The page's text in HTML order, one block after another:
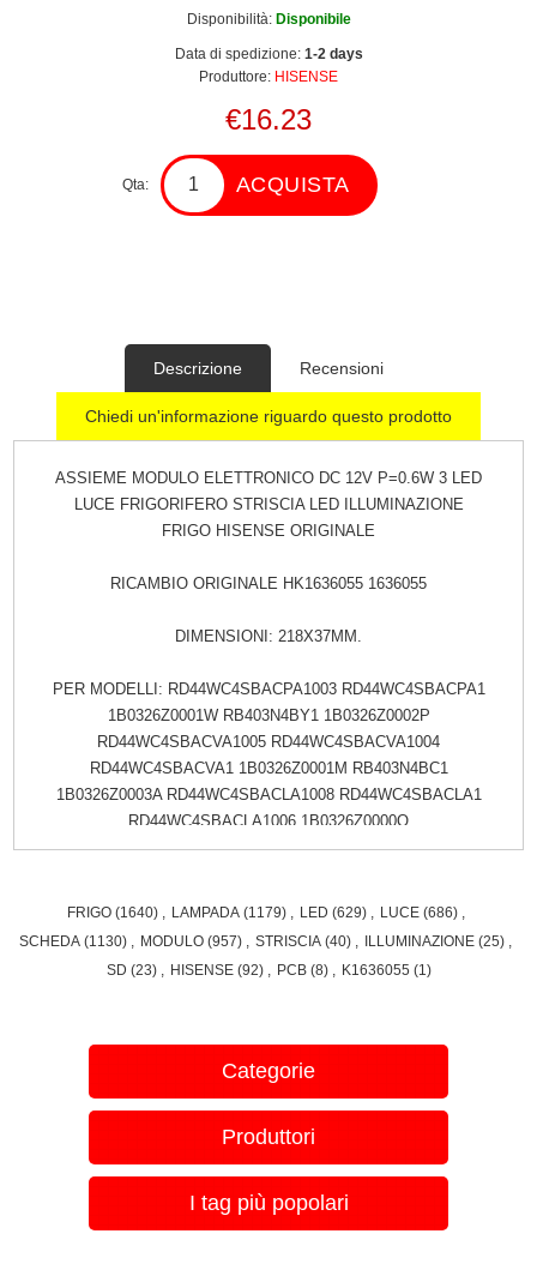
Disponibilità: Disponibile
Data di spedizione: 1-2 days
Produttore: HISENSE
€16.23
Qta: ACQUISTA
Descrizione Recensioni
Chiedi un'informazione riguardo questo prodotto
ASSIEME MODULO ELETTRONICO DC 12V P=0.6W 3 LED
LUCE FRIGORIFERO STRISCIA LED ILLUMINAZIONE
FRIGO HISENSE ORIGINALE
RICAMBIO ORIGINALE HK1636055 1636055
DIMENSIONI: 218X37MM.
PER MODELLI: RD44WC4SBACPA1003 RD44WC4SBACPA1
1B0326Z0001W RB403N4BY1 1B0326Z0002P
RD44WC4SBACVA1005 RD44WC4SBACVA1004
RD44WC4SBACVA1 1B0326Z0001M RB403N4BC1
1B0326Z0003A RD44WC4SBACLA1008 RD44WC4SBACLA1
RD44WC4SBACLA1006 1B0326Z0000Q
FRIGO (1640) LAMPADA (1179) LED (629) LUCE (686)
SCHEDA (1130) MODULO (957) STRISCIA (40) ILLUMINAZIONE (25)
SD (23) HISENSE (92) PCB (8) K1636055 (1)
Categorie
Produttori
I tag più popolari